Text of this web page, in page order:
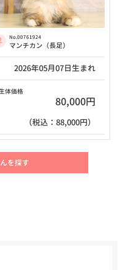
No.00761924
マンチカン（長足）
2026年05月07日生まれ
体価格
80,000円
（税込：88,000円）
を探す